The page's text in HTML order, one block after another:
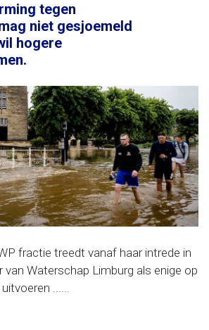
tegen
niet gesjoemeld
hogere
fractie treedt vanaf haar intrede in
van Waterschap Limburg als enige op
......